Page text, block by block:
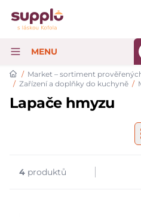
Logo
MENU
/ Market – sortiment
/ Zařízení a doplňky do kuchyně /
Lapače hmyzu
4 produktů